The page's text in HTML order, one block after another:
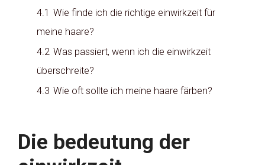
4.1 Wie finde ich die richtige einwirkzeit für
meine haare?
4.2 Was passiert, wenn ich die einwirkzeit
überschreite?
4.3 Wie oft sollte ich meine haare färben?
Die bedeutung der